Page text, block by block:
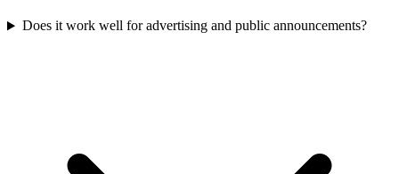
Does it work well for advertising and public announcements?